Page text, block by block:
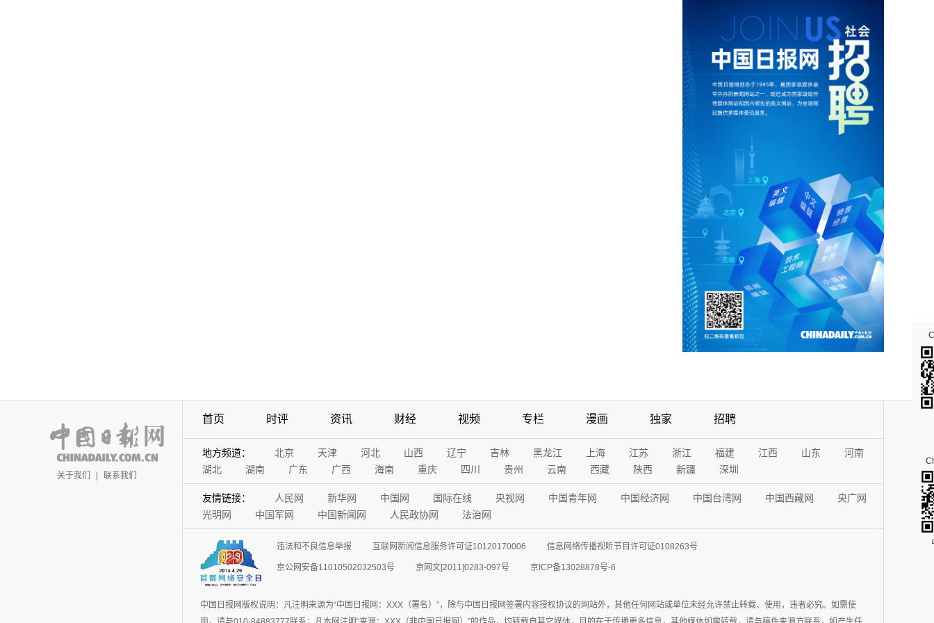
关于我们 | 联系我们
首页 时评 资讯 财经 视频 专栏 漫画 独家 招聘
地方频道： 北京 天津 河北 山西 辽宁 吉林 黑龙江 上海 江苏 浙江 福建 江西 山东
河南
湖北
湖南 广东 广西 海南 重庆 四川 贵州 云南 西藏 陕西 新疆 深圳
友情链接： 人民网 新华网 中国网 国际在线 央视网 中国青年网 中国经济网 中国台湾网 中国西藏网
央广网
光明网
中国军网 中国新闻网 人民政协网 法治网
违法和不良信息举报 互联网新闻信息服务许可证10120170006 信息网络传播视听节目许可证0108263号
京公网安备11010502032503号 京网文[2011]0283-097号 京ICP备13028878号-6
中国日报网版权说明：凡注明来源为“中国日报网：XXX（署名）”，除与中国日报网签署内容授权协议的网站外，其他任何网站或单位未经允许禁止转载、使用，违者必究。如需使